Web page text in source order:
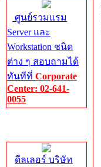
ศูนย์รวมแรม
Server และ
Workstation ชนิด
ต่าง ๆ สอบถามได้
ทันทีที่ Corporate
Center: 02-641-
0055
ดีลเลอร์ บริษัท